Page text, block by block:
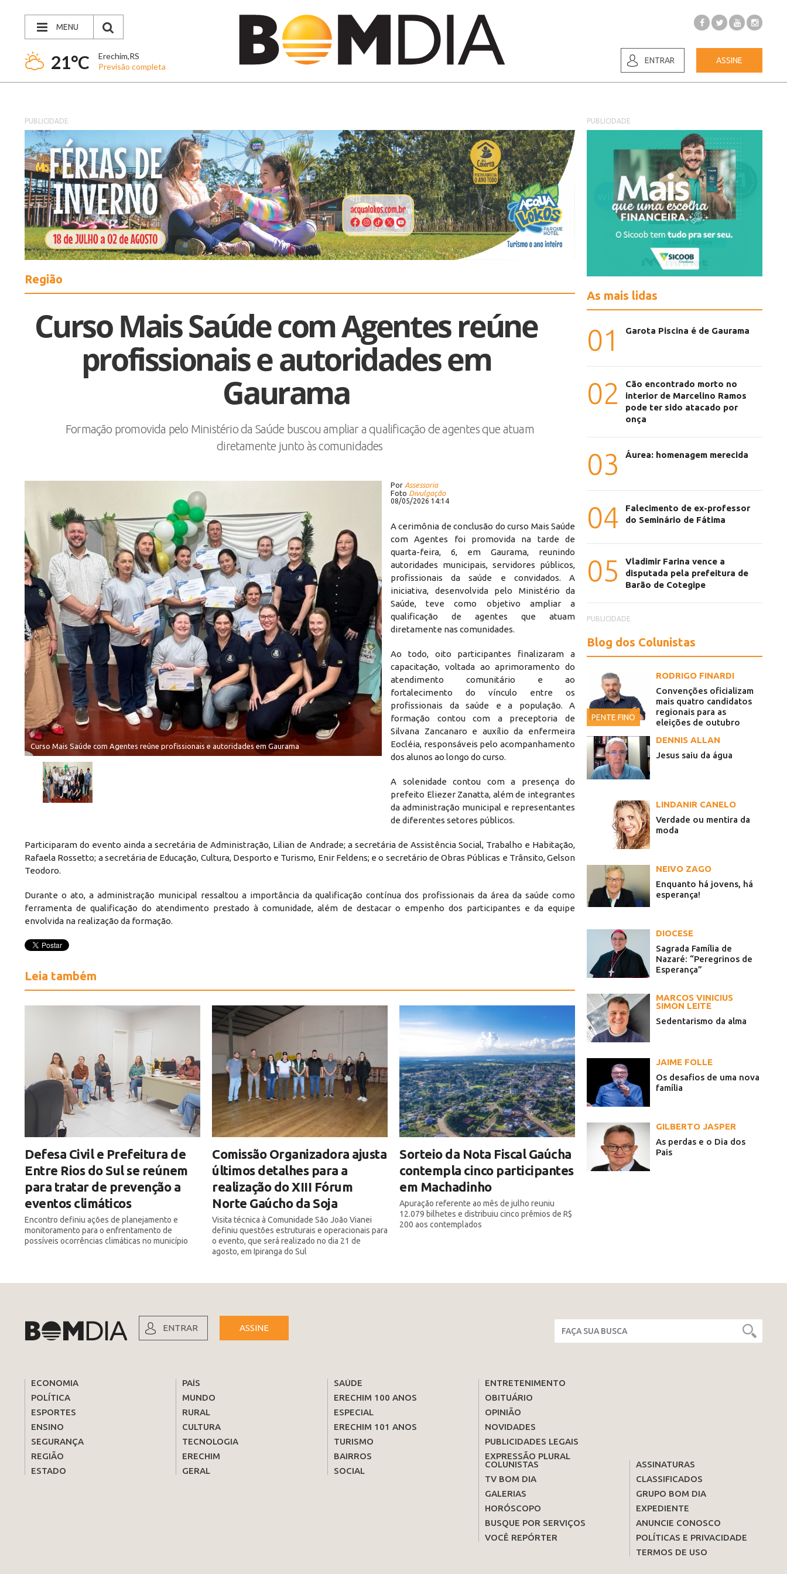
MENU
21°C
Erechim,RS
Previsão completa
ENTRAR ASSINE
PUBLICIDADE
Região
Curso Mais Saúde com Agentes reúne
profissionais e autoridades em
Gaurama
Formação promovida pelo Ministério da Saúde buscou ampliar a qualificação de agentes que atuam
diretamente junto às comunidades
Curso Mais Saúde com Agentes reúne profissionais e autoridades em Gaurama
Por Assessoria
Foto Divulgação
08/05/2026 14:14
A cerimônia de conclusão do curso Mais Saúde
com Agentes foi promovida na tarde de
quarta-feira, 6, em Gaurama, reunindo
autoridades municipais, servidores públicos,
profissionais da saúde e convidados. A
iniciativa, desenvolvida pelo Ministério da
Saúde, teve como objetivo ampliar a
qualificação de agentes que atuam
diretamente nas comunidades.
Ao todo, oito participantes finalizaram a
capacitação, voltada ao aprimoramento do
atendimento comunitário e ao
fortalecimento do vínculo entre os
profissionais da saúde e a população. A
formação contou com a preceptoria de
Silvana Zancanaro e auxílio da enfermeira
Eocléia, responsáveis pelo acompanhamento
dos alunos ao longo do curso.
A solenidade contou com a presença do
prefeito Eliezer Zanatta, além de integrantes
da administração municipal e representantes
de diferentes setores públicos.
Participaram do evento ainda a secretária de Administração, Lilian de Andrade; a secretária de Assistência Social, Trabalho e Habitação,
Rafaela Rossetto; a secretária de Educação, Cultura, Desporto e Turismo, Enir Feldens; e o secretário de Obras Públicas e Trânsito, Gelson
Teodoro.
Durante o ato, a administração municipal ressaltou a importância da qualificação contínua dos profissionais da área da saúde como
ferramenta de qualificação do atendimento prestado à comunidade, além de destacar o empenho dos participantes e da equipe
envolvida na realização da formação.
Leia também
Defesa Civil e Prefeitura de
Entre Rios do Sul se reúnem
para tratar de prevenção a
eventos climáticos
Encontro definiu ações de planejamento e
monitoramento para o enfrentamento de
possíveis ocorrências climáticas no município
Comissão Organizadora ajusta
últimos detalhes para a
realização do XIII Fórum
Norte Gaúcho da Soja
Visita técnica à Comunidade São João Vianei
definiu questões estruturais e operacionais para
o evento, que será realizado no dia 21 de
agosto, em Ipiranga do Sul
Sorteio da Nota Fiscal Gaúcha
contempla cinco participantes
em Machadinho
Apuração referente ao mês de julho reuniu
12.079 bilhetes e distribuiu cinco prêmios de R$
200 aos contemplados
PUBLICIDADE
As mais lidas
01 Garota Piscina é de Gaurama
02
Cão encontrado morto no
interior de Marcelino Ramos
pode ter sido atacado por
onça
03 Áurea: homenagem merecida
04
Falecimento de ex-professor
do Seminário de Fátima
05
Vladimir Farina vence a
disputada pela prefeitura de
Barão de Cotegipe
PUBLICIDADE
Blog dos Colunistas
PENTE FINO
RODRIGO FINARDI
Convenções oficializam
mais quatro candidatos
regionais para as
eleições de outubro
DENNIS ALLAN
Jesus saiu da água
LINDANIR CANELO
Verdade ou mentira da
moda
NEIVO ZAGO
Enquanto há jovens, há
esperança!
DIOCESE
Sagrada Família de
Nazaré: “Peregrinos de
Esperança”
MARCOS VINICIUS
SIMON LEITE
Sedentarismo da alma
JAIME FOLLE
Os desafios de uma nova
família
GILBERTO JASPER
As perdas e o Dia dos
Pais
ENTRAR ASSINE
ECONOMIA
POLÍTICA
ESPORTES
ENSINO
SEGURANÇA
REGIÃO
ESTADO
PAÍS
MUNDO
RURAL
CULTURA
TECNOLOGIA
ERECHIM
GERAL
SAÚDE
ERECHIM 100 ANOS
ESPECIAL
ERECHIM 101 ANOS
TURISMO
BAIRROS
SOCIAL
ENTRETENIMENTO
OBITUÁRIO
OPINIÃO
NOVIDADES
PUBLICIDADES LEGAIS
EXPRESSÃO PLURAL
COLUNISTAS
TV BOM DIA
GALERIAS
HORÓSCOPO
BUSQUE POR SERVIÇOS
VOCÊ REPÓRTER
ASSINATURAS
CLASSIFICADOS
GRUPO BOM DIA
EXPEDIENTE
ANUNCIE CONOSCO
POLÍTICAS E PRIVACIDADE
TERMOS DE USO